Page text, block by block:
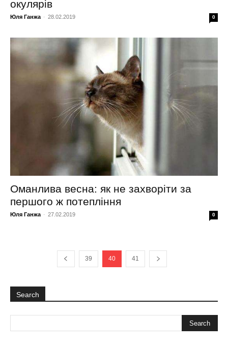
окулярів
Юля Ганжа - 28.02.2019 0
Оманлива весна: як не захворіти за
першого ж потепління
Юля Ганжа - 27.02.2019 0
39 40 41
Search